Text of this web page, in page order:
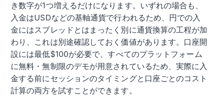
き数字が1つ増えるだけになります。いずれの場合も、
入金はUSDなどの基軸通貨で行われるため、円での入
金にはスプレッドとはまったく別に通貨換算の工程が加
わり、これは別途確認しておく価値があります。口座開
設には最低$100が必要で、すべてのプラットフォーム
に無料・無制限のデモが用意されているため、実際に入
金する前にセッションのタイミングと口座ごとのコスト
計算の両方を試すことができます。